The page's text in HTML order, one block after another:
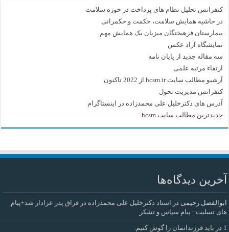
کنفرانس تحلیل نظام های پرداخت در حوزه سلامت
در حاشیه همایش سلامت، حکمت و حکمرانی
بیمارستان فرهیختگان میزبان یک همایش مهم
نمایشگاه آزاد عکس
سه مقاله جدید از پایان نامه
ارتقاء مرتبه علمی
آرشیو مطالب سایت hcsm.ir از 2022 تاکنون
کنفرانس مدیریت تحول
آدرس های دکترخلیل علی محمدزاده در اینستاگرام
جدیدترین مطالب سایت hcsm
آخرین دیدگاه‌ها
ابوالفضل رحیمی در
استاد دکترخلیل علی محمدزاده در فراق پدر عزادار شد+پیام
های تسلیت+ پیام سپاس و تشکر
1 در باید فرزندانمان را گوش کنیم.